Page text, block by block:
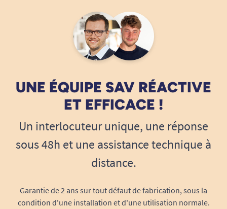
UNE ÉQUIPE SAV RÉACTIVE
ET EFFICACE !
Un interlocuteur unique, une réponse
sous 48h et une assistance technique à
distance.
Garantie de 2 ans sur tout défaut de fabrication, sous la
condition d'une installation et d'une utilisation normale.